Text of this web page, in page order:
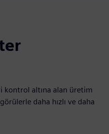
kontrol altına alan üretim
daha hızlı ve daha